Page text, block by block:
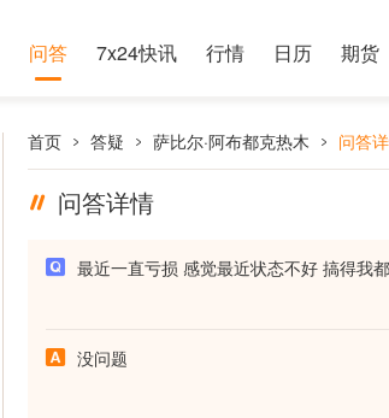
问答 7x24快讯 行情 日历 期货
首页 答疑 萨比尔·阿布都克热木 问答
问答详情
最近一直亏损 感觉最近状态不好 搞得我
没问题